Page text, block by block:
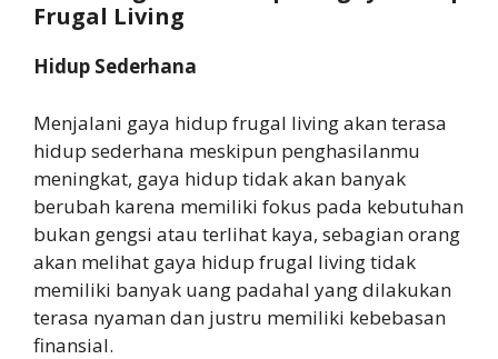
Frugal Living
Hidup Sederhana
Menjalani gaya hidup frugal living akan terasa
hidup sederhana meskipun penghasilanmu
meningkat, gaya hidup tidak akan banyak
berubah karena memiliki fokus pada kebutuhan
bukan gengsi atau terlihat kaya, sebagian orang
akan melihat gaya hidup frugal living tidak
memiliki banyak uang padahal yang dilakukan
terasa nyaman dan justru memiliki kebebasan
finansial.